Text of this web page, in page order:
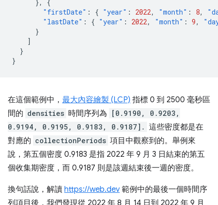
},
{
"firstDate" : { "year" : 2022, "month" : 8,
"lastDate" : { "year" : 2022, "month" : 9,
}
]
}
}
在這個範例中， 最大內容繪製 (LCP) 指標 0 到 2500 毫秒區
間的 densities 時間序列為
[0.9190, 0.9203,
0.9194, 0.9195, 0.9183, 0.9187]. 這些密度都是在
對應的 collectionPeriods 項目中觀察到的。舉例來
說，第五個密度 0.9183 是指 2022 年 9 月 3 日結束的第五
個收集期密度，而 0.9187 則是該週結束後一週的密度。
換句話說，解讀 https://web.dev 範例中的最後一個時間序
列項目後，我們發現從 2022 年 8 月 14 日到 2022 年 9 月